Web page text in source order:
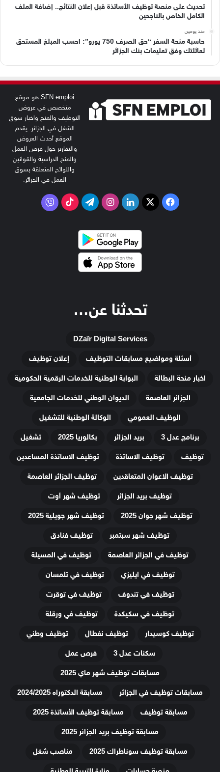
تحديث على منصة توظيف الأساتذة قبل إعلان النتائج.. إضافة الملف
الكامل الخاص بالناجحين
منذ يومين
حاسبة منحة السفر “حق الصرف 750 يورو”: احسب المبلغ المستحق
لعائلتك وفق تعليمات بنك الجزائر
SFN emploi هو موقع
متخصص في عروض
التوظيف والمنح واخبار سوق
الشغل في الجزائر. يقدم
الموقع أحدث العروض
والتقارير حول فرص العمل
والمنح الدراسية والقوانين
واللوائح المتعلقة بسوق
العمل في الجزائر.
فيسبوك
‫X لينكدإنانستقرامتيلقرام‫TikTokفايبر
تحدثنا عن…
DZaïr Digital Services
أسئلة ومواضيع مسابقات التوظيف
إعلان توظيف
اخبار منحة البطالة
البوابة الوطنية للخدمات الرقمية الحكومية
الجزائر العاصمة
الديوان الوطني للخدمات الجامعية
الوظيف العمومي
الوكالة الوطنية للتشغيل
برنامج عدل 3
بريد الجزائر بكالوريا 2025
تشغيل
توظيف
توظيف الاساتذة
توظيف الاساتذة المساعدين
توظيف الاعوان المتعاقدين
توظيف الجزائر العاصمة
توظيف بريد الجزائر
توظيف شهر أوت
توظيف شهر جوان 2025
توظيف شهر جويلية 2025
توظيف شهر سبتمبر
توظيف فنادق
توظيف في الجزائر العاصمة
توظيف في المسيلة
توظيف في ايليزي
توظيف في تلمسان
توظيف في تندوف
توظيف في توقرت
توظيف في سكيكدة
توظيف في ورقلة
توظيف كوسيدار
توظيف نفطال
توظيف وطني
سكنات عدل 3
فرص عمل
مسابقات توظيف شهر ماي 2025
مسابقات توظيف في الجزائر
مسابقة الدكتوراه 2024/2025
مسابقة توظيف
مسابقة توظيف الأساتذة 2025
مسابقة توظيف بريد الجزائر 2025
مسابقة توظيف سوناطراك 2025
مناصب شغل